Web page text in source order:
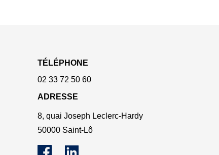
TÉLÉPHONE
02 33 72 50 60
ADRESSE
8, quai Joseph Leclerc-Hardy
50000 Saint-Lô